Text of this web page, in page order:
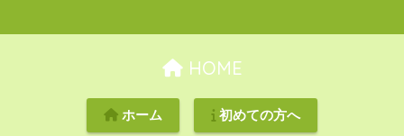
HOME
ホーム 初めての方へ